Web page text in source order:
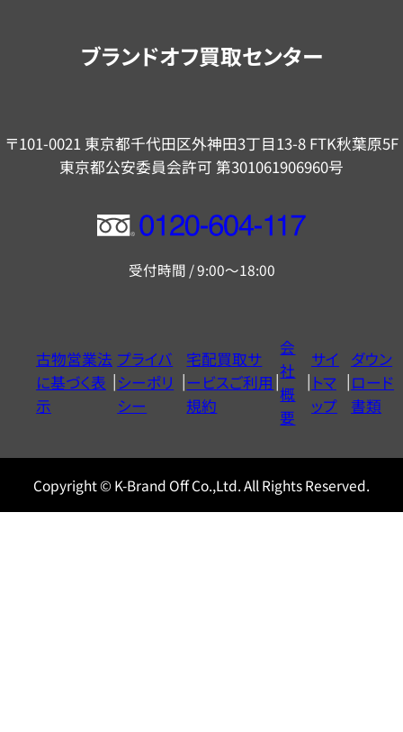
ブランドオフ買取センター
〒101-0021 東京都千代田区外神田3丁目13-8 FTK秋葉原5F
東京都公安委員会許可 第301061906960号
フ
ー
ヤ
ル
0120604117
受付時間 / 9:00～18:00
古物営業法
に基づく表
示
プライバ
シーポリ
シー
宅配買取サ
ービスご利用
規約
会
社
概
要
サイ
トマ
ップ
ダウン
ロード
書類
Copyright © K-Brand Off Co.,Ltd. All Rights Reserved.